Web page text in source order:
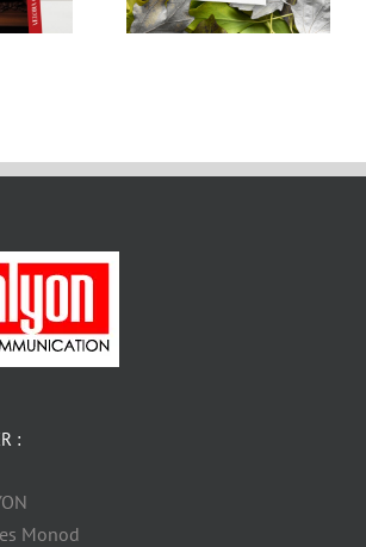
:
Monod